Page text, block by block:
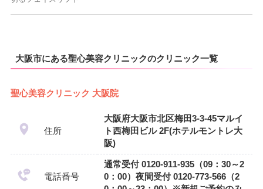
大阪市にある聖心美容クリニックのクリニック一覧
聖心美容クリニック 大阪院
住所
大阪府大阪市北区梅田3-3-45マルイ
ト西梅田ビル 2F(ホテルモントレ大
阪)
電話番号
通常受付 0120-911-935（09：30～2
0：00）夜間受付 0120-773-566（2